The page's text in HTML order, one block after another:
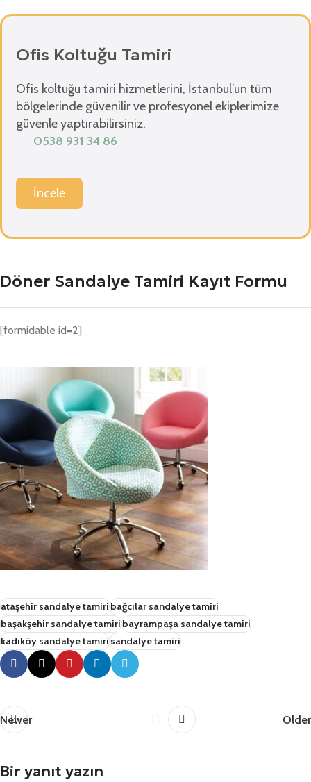
Ofis Koltuğu Tamiri
Ofis koltuğu tamiri hizmetlerini, İstanbul’un tüm
bölgelerinde güvenilir ve profesyonel ekiplerimize
güvenle yaptırabilirsiniz.
0538 931 34 86
İncele
Döner Sandalye Tamiri Kayıt Formu
[formidable id=2]
ataşehir sandalye tamiribağcılar sandalye tamiri
başakşehir sandalye tamiribayrampaşa sandalye tamiri
kadıköy sandalye tamirisandalye tamiri
Newer Older
Bir yanıt yazın